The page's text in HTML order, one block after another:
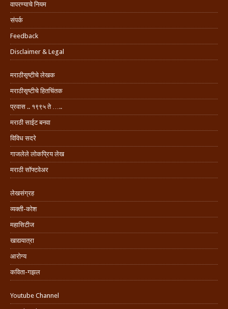
वापरण्याचे नियम
संपर्क
Feedback
Disclaimer & Legal
मराठीसृष्टीचे लेखक
मराठीसृष्टीचे हितचिंतक
प्रवास .. १९९५ ते …..
मराठी साईट बनवा
विविध सदरे
गाजलेले लोकप्रिय लेख
मराठी सॉफ्टवेअर
लेखसंग्रह
व्यक्ती-कोश
महासिटीज
खाद्ययात्रा
आरोग्य
कविता-गझल
Youtube Channel